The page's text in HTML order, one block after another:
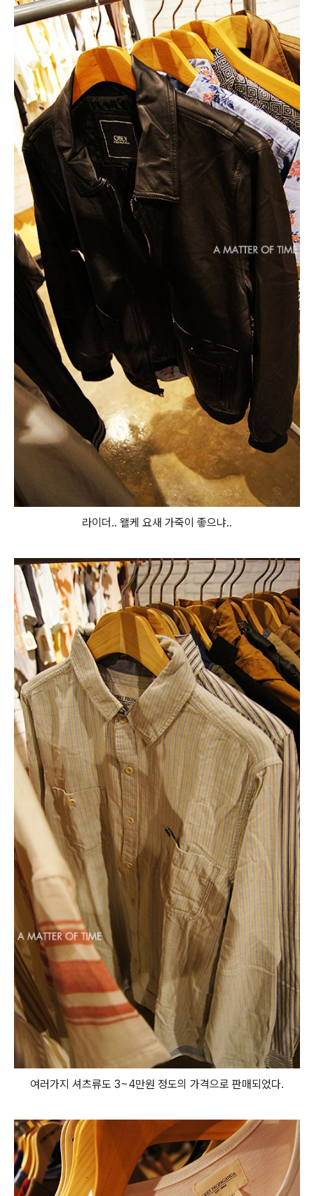
라이더.. 왤케 요새 가죽이 좋으냐..
여러가지 셔츠류도 3~4만원 정도의 가격으로 판매되었다.